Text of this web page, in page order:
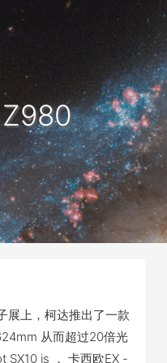
Z980
展上，柯达推出了一款
从而超过20倍光
SX10 is ， 卡西欧EX -